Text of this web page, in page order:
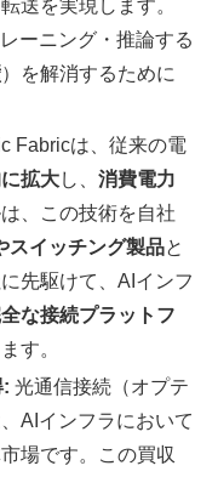
送を実現します。
ーニング・推論する
）を解消するために
Fabricは、従来の電
拡大し、消費電力
、この技術を自社
スイッチング製品と
先駆けて、AIインフ
な接続プラットフ
す。
: 光通信接続（オプテ
AIインフラにおいて
場です。この買収